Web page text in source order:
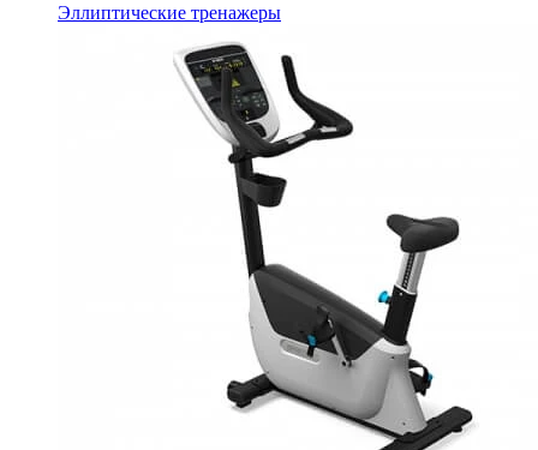
Эллиптические тренажеры